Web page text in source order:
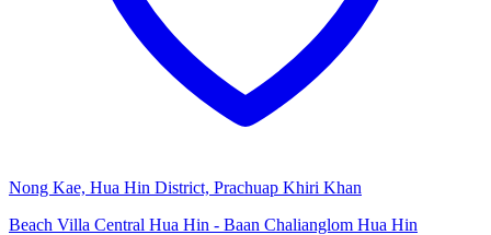
Nong Kae, Hua Hin District, Prachuap Khiri Khan
Beach Villa Central Hua Hin - Baan Chalianglom Hua Hin